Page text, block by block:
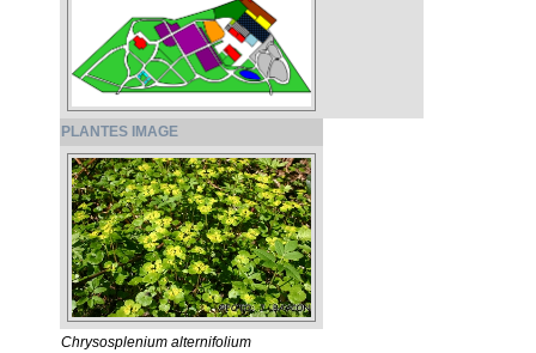
PLANTES IMAGE
Chrysosplenium alternifolium